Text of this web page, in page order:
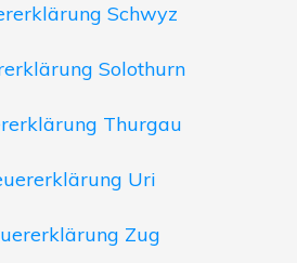
Schwyz
Solothurn
Thurgau
Uri
Zug